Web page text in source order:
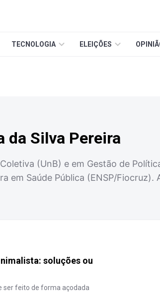
TECNOLOGIA ELEIÇÕES
da Silva Pereira
(UnB) e em Gestão de
em Saúde Pública (ENSP/
soluções ou
ser feito de forma açodada